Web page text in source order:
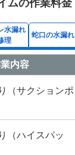
ムの作業料金
内容
（サクションポ
（ハイスパッ
水漏れ
理
蛇口の水漏れ